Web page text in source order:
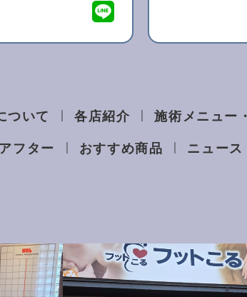
ついて 各店紹介 施術メニュー
フター おすすめ商品 ニュース